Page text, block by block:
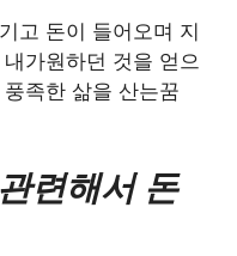
고 돈이 들어오며 지
가원하던 것을 얻으
족한 삶을 산는꿈
련해서 돈